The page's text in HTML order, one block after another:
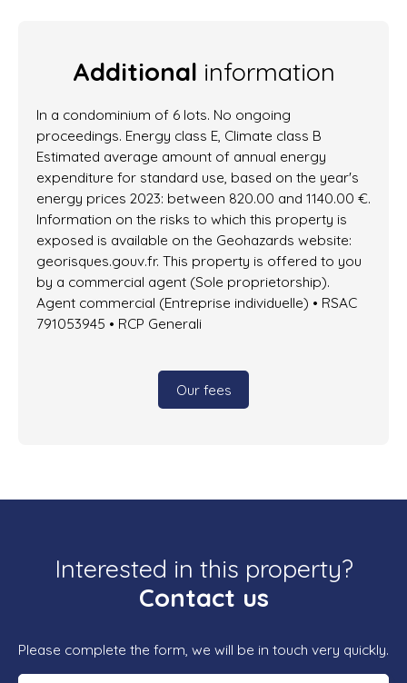
Additional information
In a condominium of 6 lots. No ongoing
proceedings. Energy class E, Climate class B
Estimated average amount of annual energy
expenditure for standard use, based on the year's
energy prices 2023: between 820.00 and 1140.00 €.
Information on the risks to which this property is
exposed is available on the Geohazards website:
georisques.gouv.fr. This property is offered to you
by a commercial agent (Sole proprietorship).
Agent commercial (Entreprise individuelle) • RSAC
791053945 • RCP Generali
Our fees
Interested in this property?
Contact us
Please complete the form, we will be in touch very quickly.